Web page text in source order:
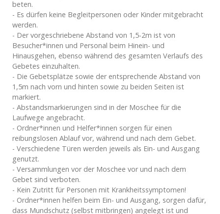
beten.
- Es dürfen keine Begleitpersonen oder Kinder mitgebracht
werden.
- Der vorgeschriebene Abstand von 1,5-2m ist von
Besucher*innen und Personal beim Hinein- und
Hinausgehen, ebenso während des gesamten Verlaufs des
Gebetes einzuhalten.
- Die Gebetsplätze sowie der entsprechende Abstand von
1,5m nach vorn und hinten sowie zu beiden Seiten ist
markiert.
- Abstandsmarkierungen sind in der Moschee für die
Laufwege angebracht.
- Ordner*innen und Helfer*innen sorgen für einen
reibungslosen Ablauf vor, während und nach dem Gebet.
- Verschiedene Türen werden jeweils als Ein- und Ausgang
genutzt.
- Versammlungen vor der Moschee vor und nach dem
Gebet sind verboten.
- Kein Zutritt für Personen mit Krankheitssymptomen!
- Ordner*innen helfen beim Ein- und Ausgang, sorgen dafür,
dass Mundschutz (selbst mitbringen) angelegt ist und